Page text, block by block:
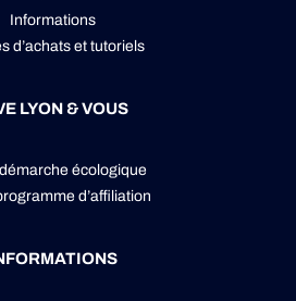
Informations
d’achats et tutoriels
LYON & VOUS
écologique
d’affiliation